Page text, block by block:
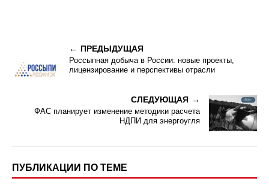
ПРЕДЫДУЩАЯ
Россыпная добыча в России: новые проекты,
лицензирование и перспективы отрасли
СЛЕДУЮЩАЯ
ФАС планирует изменение методики расчета
НДПИ для энергоугля
ПУБЛИКАЦИИ ПО ТЕМЕ